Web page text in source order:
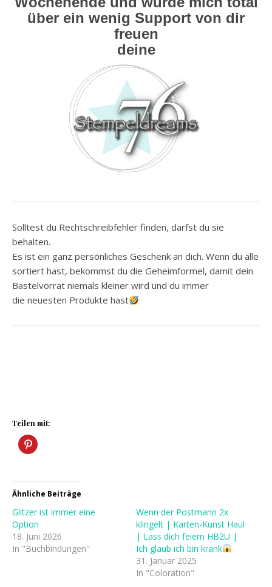
über ein wenig Support von dir
freuen
deine
Solltest du Rechtschreibfehler finden, darfst du sie
behalten.
Es ist ein ganz persönliches Geschenk an dich. Wenn du alle
sortiert hast, bekommst du die Geheimformel, damit dein
Bastelvorrat niemals kleiner wird und du immer
die neuesten Produkte hast
Teilen mit:
Ähnliche Beiträge
Glitzer ist immer eine
Option
18. Juni 2026
In "Buchbindungen"
Wenn der Postmann 2x
klingelt | Karten-Kunst Haul
| Lass dich feiern HB2U |
Ich glaub ich bin krank
31. Januar 2025
In "Coloration"